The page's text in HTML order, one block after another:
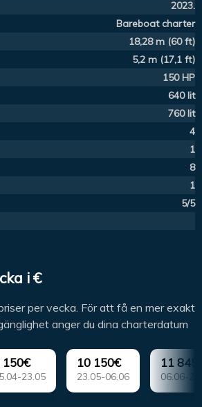
2023.
Bareboat charter
18,28 m (60 ft)
5,2 m (17,1 ft)
150 HP
640 lit
760 lit
4
1
8
1
5/5
i €
per vecka. För att få en mer exakt
anger du dina charterdatum
150€
23.05
10 150€
23.05-06.06
11
06.06-